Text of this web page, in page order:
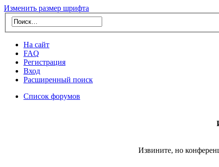
Изменить размер шрифта
На сайт
FAQ
Регистрация
Вход
Расширенный поиск
Список форумов
Извините, но